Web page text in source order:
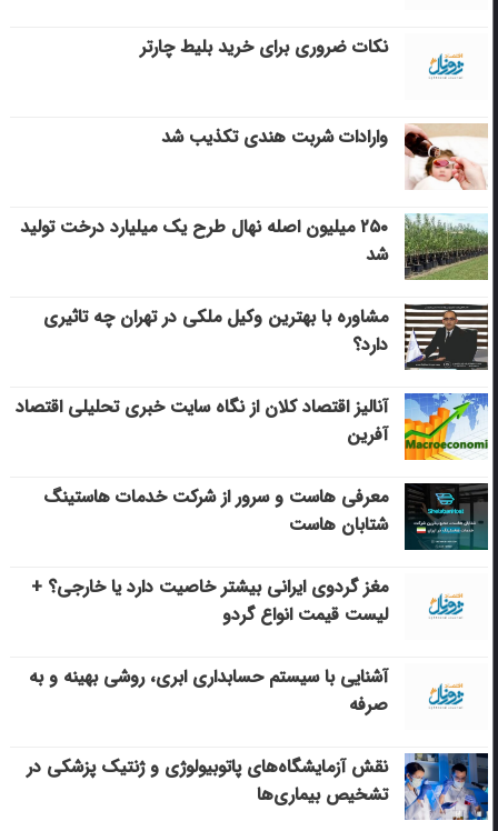
نکات ضروری برای خرید بلیط چارتر
وارادات شربت هندی تکذیب شد
۲۵۰ میلیون اصله نهال طرح یک میلیارد درخت تولید
شد
مشاوره با بهترین وکیل ملکی در تهران چه تاثیری
دارد؟
آنالیز اقتصاد کلان از نگاه سایت خبری تحلیلی اقتصاد
آفرین
معرفی هاست و سرور از شرکت خدمات هاستینگ
شتابان هاست
مغز گردوی ایرانی بیشتر خاصیت دارد یا خارجی؟ +
لیست قیمت انواع گردو
آشنایی با سیستم حسابداری ابری، روشی بهینه و به
صرفه
نقش آزمایشگاه‌های پاتوبیولوژی و ژنتیک پزشکی در
تشخیص بیماری‌ها